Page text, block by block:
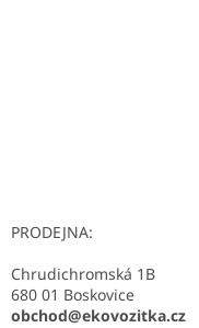
PRODEJNA:
Chrudichromská 1B
680 01 Boskovice
obchod@ekovozitka.cz